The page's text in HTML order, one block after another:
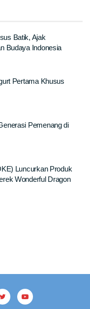
Batik, Ajak
Budaya Indonesia
Pertama Khusus
Pemenang di
Luncurkan Produk
Wonderful Dragon